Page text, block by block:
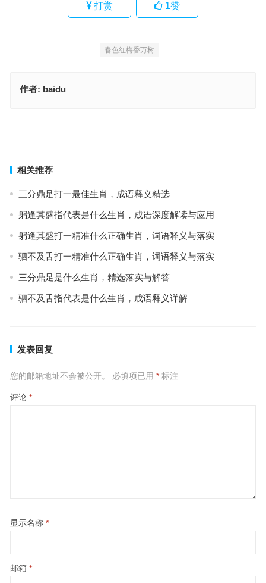
打赏 1赞
春色红梅香万树
作者: baidu
相关推荐
三分鼎足打一最佳生肖，成语释义精选
躬逢其盛指代表是什么生肖，成语深度解读与应用
躬逢其盛打一精准什么正确生肖，词语释义与落实
驷不及舌打一精准什么正确生肖，词语释义与落实
三分鼎足是什么生肖，精选落实与解答
驷不及舌指代表是什么生肖，成语释义详解
发表回复
您的邮箱地址不会被公开。 必填项已用 *标注
评论 *
显示名称 *
邮箱 *